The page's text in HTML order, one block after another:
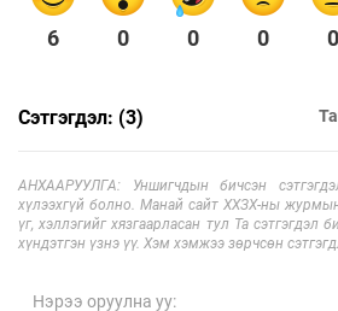
6 0 0 0 0
Сэтгэгдэл: (3)
АНХААРУУЛГА: Уншигчдын бичсэн
хүлээхгүй болно. Манай сайт ХХЗХ-ны
үг, хэллэгийг хязгаарласан тул Та сэтгэгдэл
хүндэтгэн үзнэ үү. Хэм хэмжээ зөрчсөн